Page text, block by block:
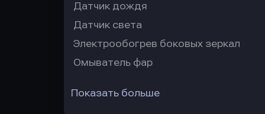
Датчик дождя
Датчик света
Электрообогрев боковых зеркал
Омыватель фар
Показать больше